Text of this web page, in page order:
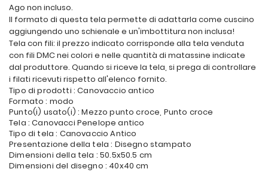
Ago non incluso.
Il formato di questa tela permette di adattarla come cuscino
aggiungendo uno schienale e un'imbottitura non inclusa!
Tela con fili: il prezzo indicato corrisponde alla tela venduta
con fili DMC nei colori e nelle quantità di matassine indicate
dal produttore. Quando si riceve la tela, si prega di controllare
i filati ricevuti rispetto all'elenco fornito.
Tipo di prodotti : Canovaccio antico
Formato : modo
Punto(i) usato(i) : Mezzo punto croce, Punto croce
Tela : Canovacci Penelope antico
Tipo di tela : Canovaccio Antico
Presentazione della tela : Disegno stampato
Dimensioni della tela : 50.5x50.5 cm
Dimensioni del disegno : 40x40 cm